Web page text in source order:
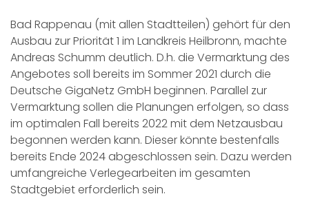
Bad Rappenau (mit allen Stadtteilen) gehört für den
Ausbau zur Priorität 1 im Landkreis Heilbronn, machte
Andreas Schumm deutlich. D.h. die Vermarktung des
Angebotes soll bereits im Sommer 2021 durch die
Deutsche GigaNetz GmbH beginnen. Parallel zur
Vermarktung sollen die Planungen erfolgen, so dass
im optimalen Fall bereits 2022 mit dem Netzausbau
begonnen werden kann. Dieser könnte bestenfalls
bereits Ende 2024 abgeschlossen sein. Dazu werden
umfangreiche Verlegearbeiten im gesamten
Stadtgebiet erforderlich sein.